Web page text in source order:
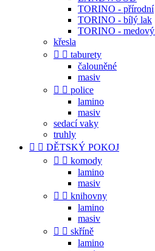
TORINO - přírodní
TORINO - bílý lak
TORINO -
křesla
  taburety
čalouněné
masiv
  police
lamino
masiv
sedací vaky
truhly
  DĚTSKÝ POKOJ
  komody
lamino
masiv
  knihovny
lamino
masiv
  skříně
lamino